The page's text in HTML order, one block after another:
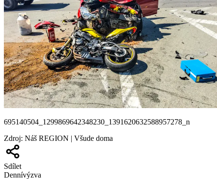
695140504_1299869642348230_1391620632588957278_n
Zdroj: Náš REGION | Všude doma
Sdílet
Dennívýzva